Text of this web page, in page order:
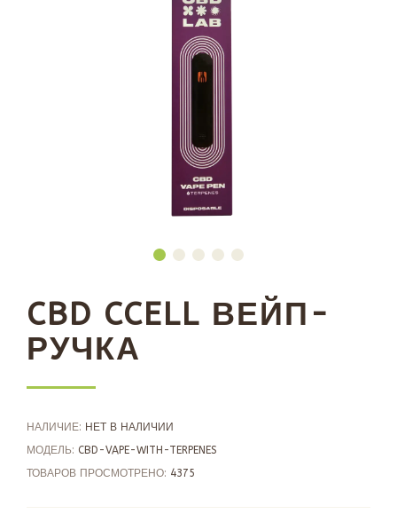
CBD CCELL ВЕЙП-
РУЧКА
НАЛИЧИЕ: НЕТ В НАЛИЧИИ
МОДЕЛЬ: CBD-VAPE-WITH-TERPENES
ТОВАРОВ ПРОСМОТРЕНО: 4375